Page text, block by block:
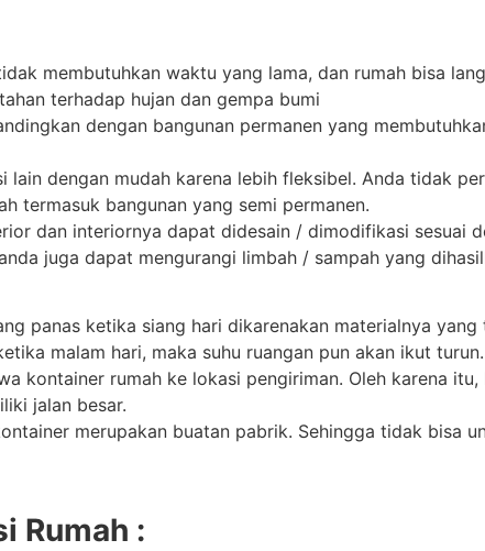
membutuhkan waktu yang lama, dan rumah bisa
terhadap hujan dan gempa bumi
dengan bangunan permanen yang
lain dengan mudah karena lebih fleksibel. Anda tidak
termasuk bangunan yang semi permanen.
dan interiornya dapat didesain / dimodifikasi sesuai
juga dapat mengurangi limbah / sampah yang
panas ketika siang hari dikarenakan materialnya
malam hari, maka suhu ruangan pun akan ikut turun.
kontainer rumah ke lokasi pengiriman. Oleh karena
jalan besar.
merupakan buatan pabrik. Sehingga tidak bisa
Rumah :